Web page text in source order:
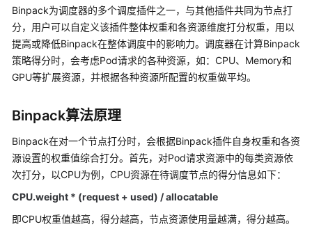
基
础
知
识
快
入
用
户
指
Binpack为调度器的多个调度插件之一，与其他插件共同为节点打
分，用户可以自定义该插件整体权重和各资源维度打分权重，用以
提高或降低Binpack在整体调度中的影响力。调度器在计算Binpack
策略得分时，会考虑Pod请求的各种资源，如：CPU、Memory和
GPU等扩展资源，并根据各种资源所配置的权重做平均。
Binpack算法原理
Binpack在对一个节点打分时，会根据Binpack插件自身权重和各资
源设置的权重值综合打分。首先，对Pod请求资源中的每类资源依
次打分，以CPU为例，CPU资源在待调度节点的得分信息如下：
CPU.weight * (request + used) / allocatable
即CPU权重值越高，得分越高，节点资源使用量越满，得分越高。